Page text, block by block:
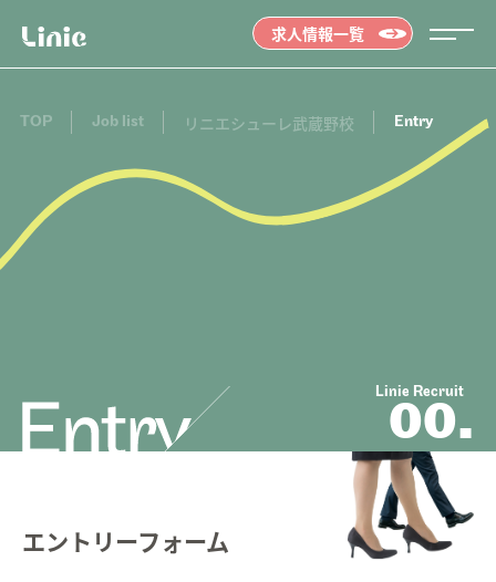
求人情報一覧
02. Job list
TOP Job list リニエシューレ武蔵野校 Entry
Linie Recruit
00.
エントリーフォーム